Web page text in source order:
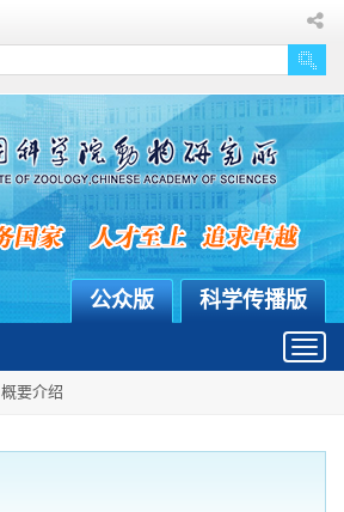
科学传播版
公众版
概要介绍